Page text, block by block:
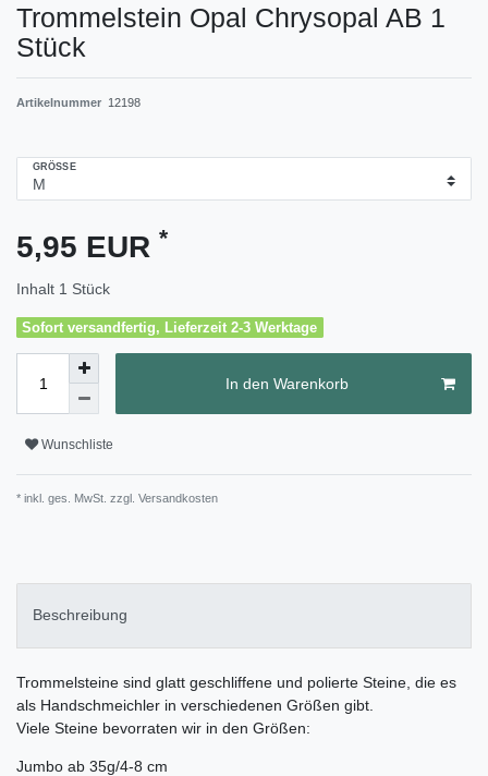
Trommelstein Opal Chrysopal AB 1
Stück
Artikelnummer 12198
GRÖSSE
5,95 EUR *
Inhalt 1 Stück
Sofort versandfertig, Lieferzeit 2-3 Werktage
In den Warenkorb
Wunschliste
* inkl. ges. MwSt. zzgl. Versandkosten
Beschreibung
Trommelsteine sind glatt geschliffene und polierte Steine, die es
als Handschmeichler in verschiedenen Größen gibt.
Viele Steine bevorraten wir in den Größen:
Jumbo ab 35g/4-8 cm